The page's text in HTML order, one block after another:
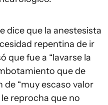
dice que la anestesista
repentina de ir
que fue a “lavarse la
que de
de “muy escaso valor
reprocha que no